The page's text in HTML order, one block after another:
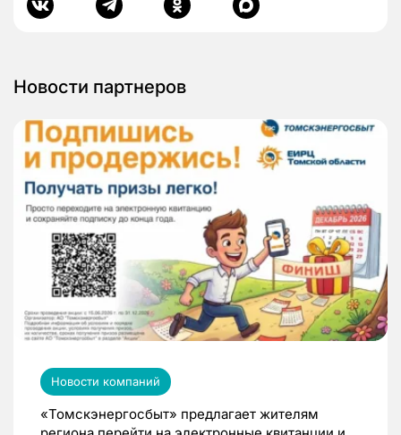
Новости партнеров
Новости компаний
«Томскэнергосбыт» предлагает жителям